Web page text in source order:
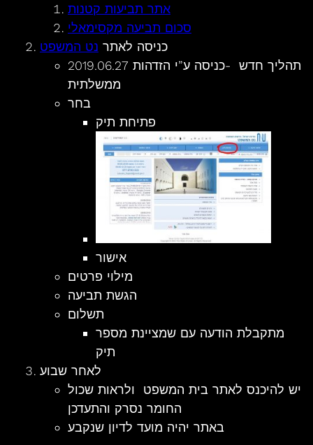
אתר תביעות קטנות
סכום תביעה מקסימאלי
כניסה לאתר נט המשפט
2019.06.27 תהליך חדש -כניסה ע”י הזדהות
ממשלתית
בחר
פתיחת תיק
אישור
מילוי פרטים
הגשת תביעה
תשלום
מתקבלת הודעה עם שמציינת מספר
תיק
לאחר שבוע
יש להיכנס לאתר בית המשפט ולראות שכול
החומר נסרק והתעדכן
באתר יהיה מועד לדיון שנקבע